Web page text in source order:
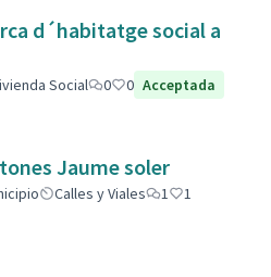
Social 0 0 Acceptada
peatones Jaume soler
Calles y Viales 1
1